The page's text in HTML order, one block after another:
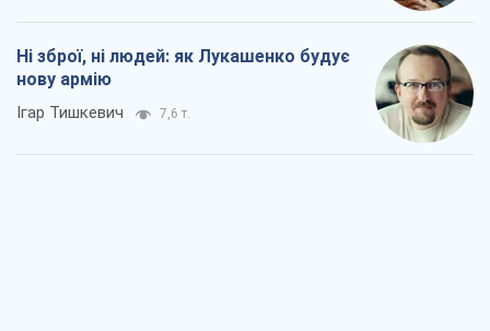
Ні зброї, ні людей: як Лукашенко будує
нову армію
Ігар Тишкевич 7,6 т.